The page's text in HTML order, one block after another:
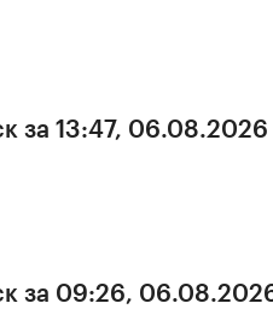
за 13:47, 06.08.2026
за 09:26,